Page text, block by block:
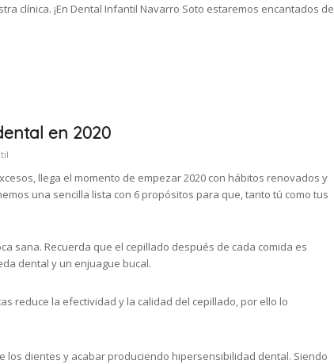
clínica. ¡En Dental Infantil Navarro Soto estaremos encantados de
en 2020
llega el momento de empezar 2020 con hábitos renovados y
una sencilla lista con 6 propósitos para que, tanto tú como tus
sana. Recuerda que el cepillado después de cada comida es
dental y un enjuague bucal.
reduce la efectividad y la calidad del cepillado, por ello lo
dientes y acabar produciendo hipersensibilidad dental. Siendo